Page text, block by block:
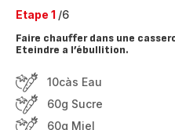
Etape 1 /6
Faire chauffer dans une
Eteindre a l’ébullition.
10càs Eau
60g Sucre
60g Miel